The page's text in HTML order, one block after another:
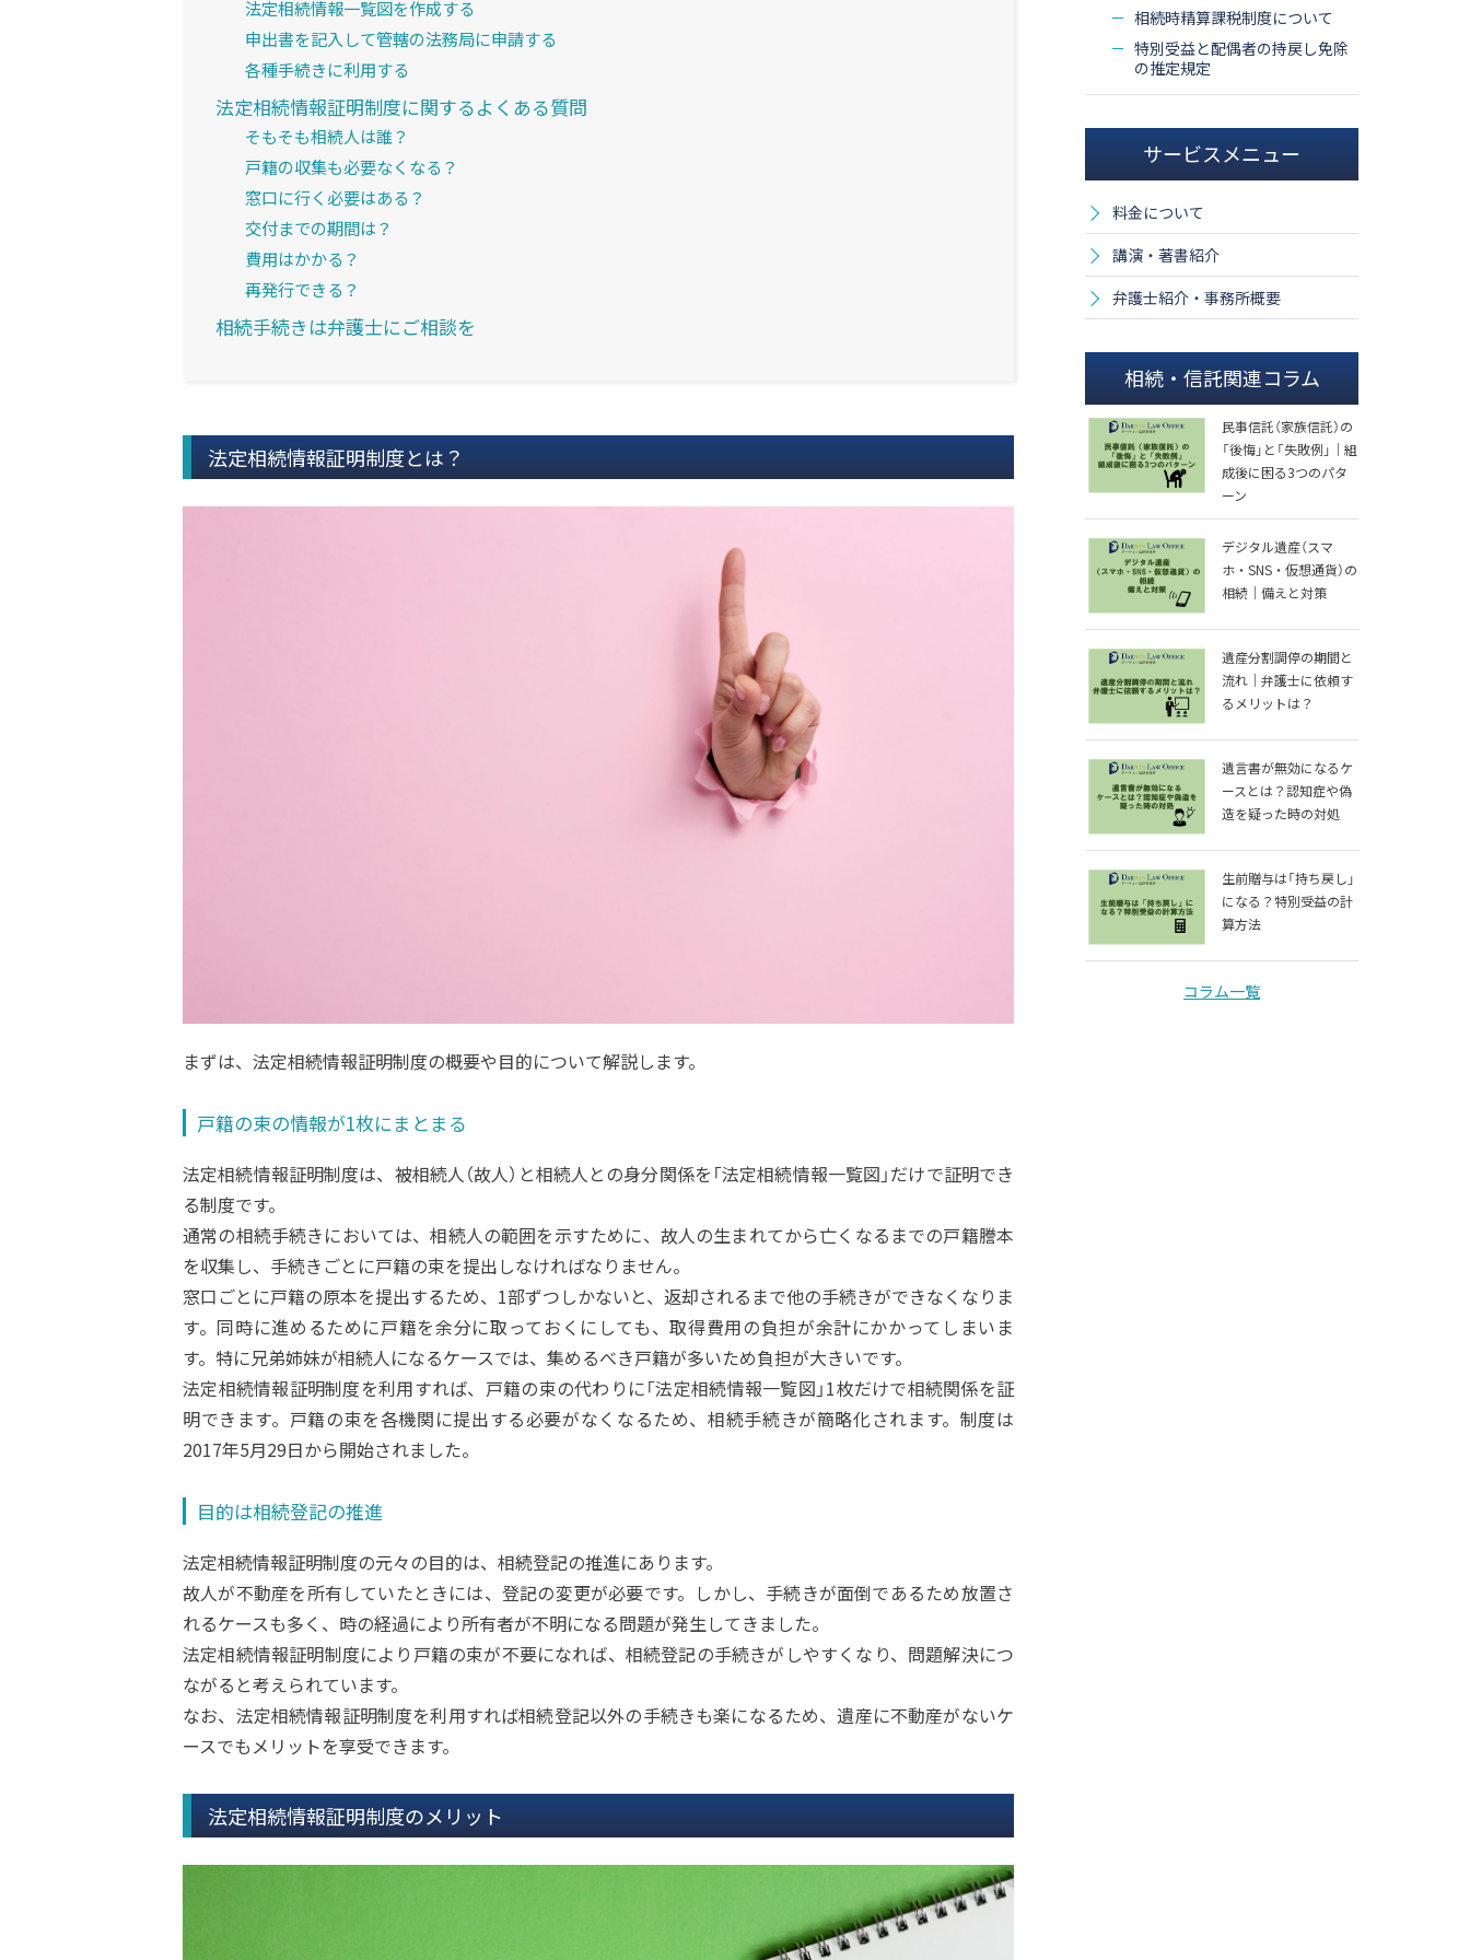
法定相続情報一覧図を作成する
申出書を記入して管轄の法務局に申請する
各種手続きに利用する
法定相続情報証明制度に関するよくある質問
そもそも相続人は誰？
戸籍の収集も必要なくなる？
窓口に行く必要はある？
交付までの期間は？
費用はかかる？
再発行できる？
相続手続きは弁護士にご相談を
法定相続情報証明制度とは？
まずは、法定相続情報証明制度の概要や目的について解説します。
戸籍の束の情報が1枚にまとまる
法定相続情報証明制度は、被相続人（故人）と相続人との身分関係を「法定相続情報一覧図」だけで証明でき
る制度です。
通常の相続手続きにおいては、相続人の範囲を示すために、故人の生まれてから亡くなるまでの戸籍謄本
を収集し、手続きごとに戸籍の束を提出しなければなりません。
窓口ごとに戸籍の原本を提出するため、1部ずつしかないと、返却されるまで他の手続きができなくなりま
す。同時に進めるために戸籍を余分に取っておくにしても、取得費用の負担が余計にかかってしまいま
す。特に兄弟姉妹が相続人になるケースでは、集めるべき戸籍が多いため負担が大きいです。
法定相続情報証明制度を利用すれば、戸籍の束の代わりに「法定相続情報一覧図」1枚だけで相続関係を証
明できます。戸籍の束を各機関に提出する必要がなくなるため、相続手続きが簡略化されます。制度は
2017年5月29日から開始されました。
目的は相続登記の推進
法定相続情報証明制度の元々の目的は、相続登記の推進にあります。
故人が不動産を所有していたときには、登記の変更が必要です。しかし、手続きが面倒であるため放置さ
れるケースも多く、時の経過により所有者が不明になる問題が発生してきました。
法定相続情報証明制度により戸籍の束が不要になれば、相続登記の手続きがしやすくなり、問題解決につ
ながると考えられています。
なお、法定相続情報証明制度を利用すれば相続登記以外の手続きも楽になるため、遺産に不動産がないケ
ースでもメリットを享受できます。
法定相続情報証明制度のメリット
相続時精算課税制度について
特別受益と配偶者の持戻し免除
の推定規定
サービスメニュー
料金について
講演・著書紹介
弁護士紹介・事務所概要
相続・信託関連コラム
民事信託（家族信託）の
「後悔」と「失敗例」｜組
成後に困る3つのパタ
ーン
デジタル遺産（スマ
ホ・SNS・仮想通貨）の
相続｜備えと対策
遺産分割調停の期間と
流れ｜弁護士に依頼す
るメリットは？
遺言書が無効になるケ
ースとは？認知症や偽
造を疑った時の対処
生前贈与は「持ち戻し」
になる？特別受益の計
算方法
コラム一覧